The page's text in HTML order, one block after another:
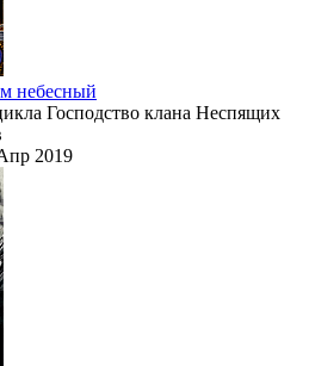
небесный
Господство клана Неспящих
2019